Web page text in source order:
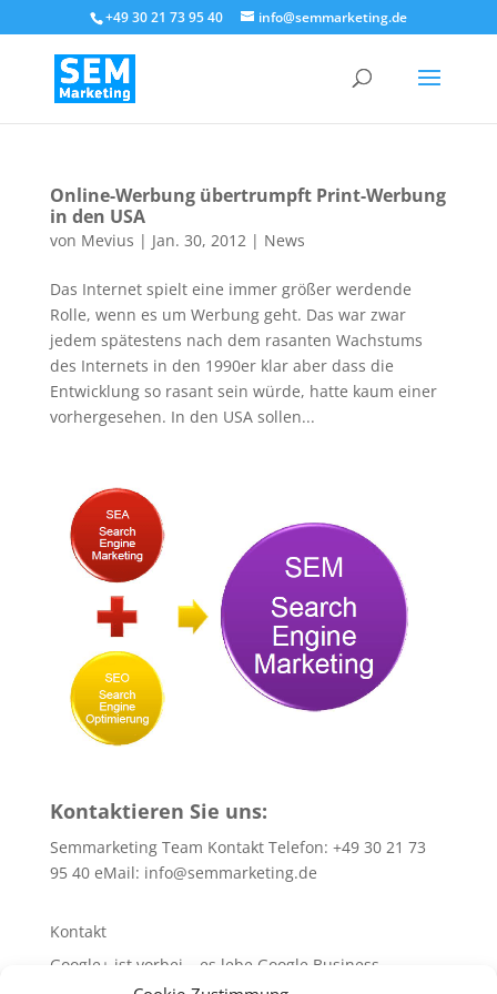
+49 30 21 73 95 40 info@semmarketing.de
Online-Werbung übertrumpft Print-Werbung
in den USA
von Mevius | Jan. 30, 2012| News
Das Internet spielt eine immer größer werdende
Rolle, wenn es um Werbung geht. Das war zwar
jedem spätestens nach dem rasanten Wachstums
des Internets in den 1990er klar aber dass die
Entwicklung so rasant sein würde, hatte kaum einer
vorhergesehen. In den USA sollen...
Kontaktieren Sie uns:
Semmarketing Team Kontakt Telefon: +49 30 21 73
95 40 eMail: info@semmarketing.de
Kontakt
Google+ ist vorbei – es lebe Google Business